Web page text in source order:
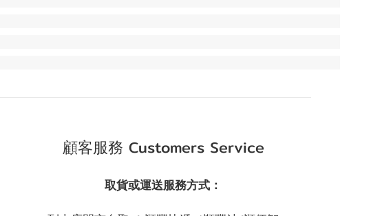
顧客服務 Customers Service
取貨或運送服務方式：